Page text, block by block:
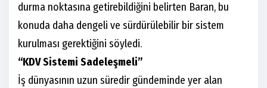
durma noktasına getirebildiğini belirten Baran, bu
konuda daha dengeli ve sürdürülebilir bir sistem
kurulması gerektiğini söyledi.
“KDV Sistemi Sadeleşmeli”
İş dünyasının uzun süredir gündeminde yer alan